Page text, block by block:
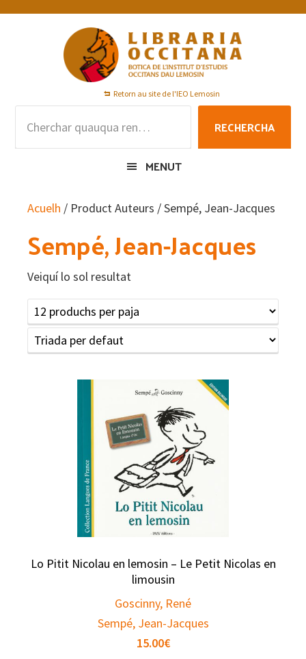
Skip
Skip
Skip
Retorn au site de l'IEO Lemosin
RECHERCHA
MENUT
Acuelh / Product Auteurs / Sempé, Jean-Jacques
Sempé, Jean-Jacques
Veiquí lo sol resultat
Lo Pitit Nicolau en lemosin – Le Petit Nicolas en
limousin
Goscinny, René
Sempé, Jean-Jacques
15.00€